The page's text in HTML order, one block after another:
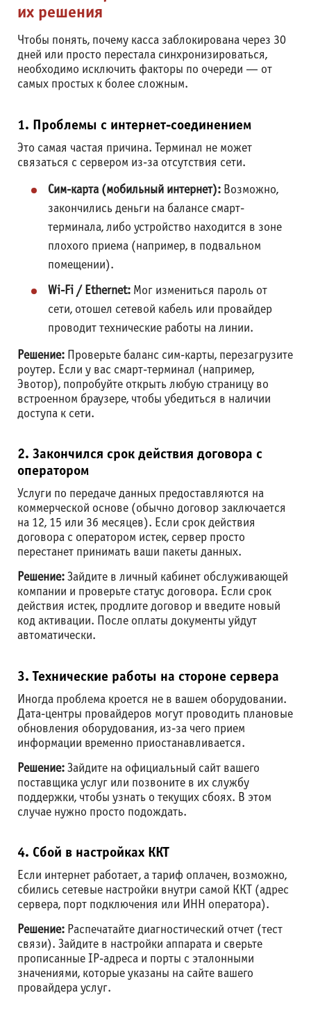
их решения
Чтобы понять, почему касса заблокирована через 30
дней или просто перестала синхронизироваться,
необходимо исключить факторы по очереди — от
самых простых к более сложным.
1. Проблемы с интернет-соединением
Это самая частая причина. Терминал не может
связаться с сервером из-за отсутствия сети.
Сим-карта (мобильный интернет): Возможно,
закончились деньги на балансе смарт-
терминала, либо устройство находится в зоне
плохого приема (например, в подвальном
помещении).
Wi-Fi / Ethernet: Мог измениться пароль от
сети, отошел сетевой кабель или провайдер
проводит технические работы на линии.
Решение: Проверьте баланс сим-карты, перезагрузите
роутер. Если у вас смарт-терминал (например,
Эвотор), попробуйте открыть любую страницу во
встроенном браузере, чтобы убедиться в наличии
доступа к сети.
2. Закончился срок действия договора с
оператором
Услуги по передаче данных предоставляются на
коммерческой основе (обычно договор заключается
на 12, 15 или 36 месяцев). Если срок действия
договора с оператором истек, сервер просто
перестанет принимать ваши пакеты данных.
Решение: Зайдите в личный кабинет обслуживающей
компании и проверьте статус договора. Если срок
действия истек, продлите договор и введите новый
код активации. После оплаты документы уйдут
автоматически.
3. Технические работы на стороне сервера
Иногда проблема кроется не в вашем оборудовании.
Дата-центры провайдеров могут проводить плановые
обновления оборудования, из-за чего прием
информации временно приостанавливается.
Решение: Зайдите на официальный сайт вашего
поставщика услуг или позвоните в их службу
поддержки, чтобы узнать о текущих сбоях. В этом
случае нужно просто подождать.
4. Сбой в настройках ККТ
Если интернет работает, а тариф оплачен, возможно,
сбились сетевые настройки внутри самой ККТ (адрес
сервера, порт подключения или ИНН оператора).
Решение: Распечатайте диагностический отчет (тест
связи). Зайдите в настройки аппарата и сверьте
прописанные IP-адреса и порты с эталонными
значениями, которые указаны на сайте вашего
провайдера услуг.